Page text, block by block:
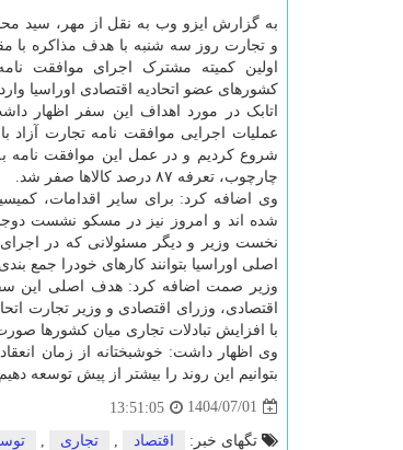
به گزارش ایزو وب به نقل از مهر، سید
و تجارت روز سه شنبه با هدف مذاکره با
اولین کمیته مشترک اجرای موافقت
کشورهای عضو اتحادیه اقتصادی اوراسیا
اتابک در مورد اهداف این سفر اظهار
عملیات اجرایی موافقت نامه تجارت آزاد با
شروع کردیم و در عمل این موافقت نامه
چارچوب، تعرفه ۸۷ درصد کالاها صفر شد.
وی اضافه کرد: برای سایر اقدامات،
شده اند و امروز نیز در مسکو نشست
نخست وزیر و دیگر مسئولانی که در اجرای
اصلی اوراسیا بتوانند کارهای خودرا جمع
وزیر صمت اضافه کرد: هدف اصلی این
اقتصادی، وزرای اقتصادی و وزیر تجارت
با افزایش تبادلات تجاری میان کشورها
وی اظهار داشت: خوشبختانه از زمان
بتوانیم این روند را بیشتر از پیش توسعه
1404/07/01
13:51:05
تگهای خبر: اقتصاد تجاری